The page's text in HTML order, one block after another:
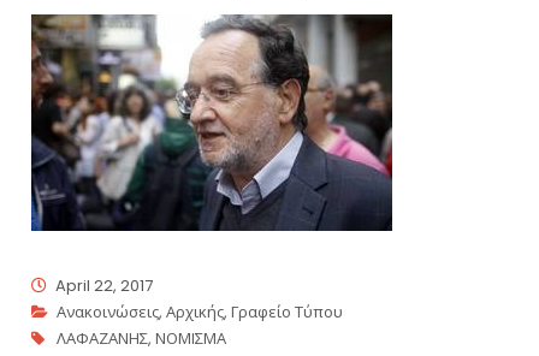
April 22, 2017
Ανακοινώσεις,Αρχικής,Γραφείο Τύπου
ΛΑΦΑΖΑΝΗΣ,ΝΟΜΙΣΜΑ